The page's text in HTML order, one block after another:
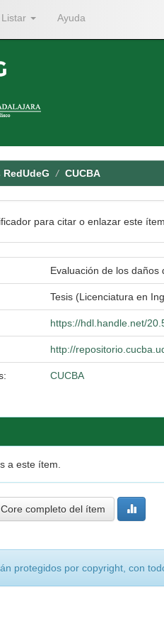
Listar Ayuda
CUCBA
para citar o enlazar este
Evaluación de los
Tesis (Licenciatura en
https://hdl.handle.net/
http://
CUCBA
a este ítem.
completo del ítem
protegidos por copyright, con